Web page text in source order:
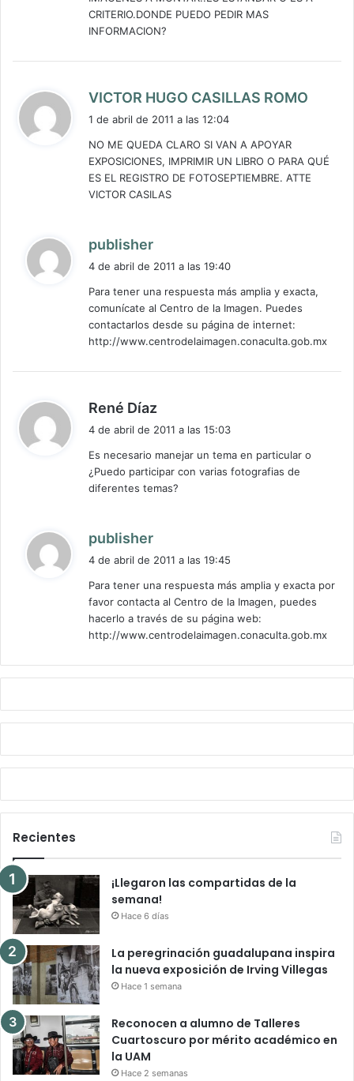
CRITERIO.DONDE PUEDO PEDIR MAS
INFORMACION?
VICTOR HUGO CASILLAS ROMO
:
1 de abril de 2011 a las 12:04
NO ME QUEDA CLARO SI VAN A APOYAR
EXPOSICIONES, IMPRIMIR UN LIBRO O PARA QUÉ
ES EL REGISTRO DE FOTOSEPTIEMBRE. ATTE
VICTOR CASILAS
publisher
e
:
4 de abril de 2011 a las 19:40
Para tener una respuesta más amplia y exacta,
comunícate al Centro de la Imagen. Puedes
contactarlos desde su página de internet:
http://www.centrodelaimagen.conaculta.gob.mx
René Díaz
e
:
4 de abril de 2011 a las 15:03
Es necesario manejar un tema en particular o
¿Puedo participar con varias fotografias de
diferentes temas?
publisher
e
:
4 de abril de 2011 a las 19:45
Para tener una respuesta más amplia y exacta por
favor contacta al Centro de la Imagen, puedes
hacerlo a través de su página web:
http://www.centrodelaimagen.conaculta.gob.mx
Recientes
¡Llegaron las compartidas de la
semana!
Hace 6 días
La peregrinación guadalupana inspira
la nueva exposición de Irving Villegas
Hace 1 semana
Reconocen a alumno de Talleres
Cuartoscuro por mérito académico en
la UAM
Hace 2 semanas